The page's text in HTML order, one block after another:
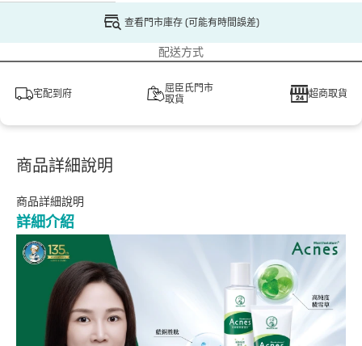
查看門市庫存 (可能有時間誤差)
配送方式
宅配到府
屈臣氏門市
取貨
超商取貨
商品詳細說明
商品詳細說明
詳細介紹